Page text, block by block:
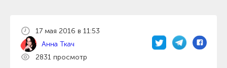
17 мая 2016 в 11:53
Анна Ткач
2831 просмотр